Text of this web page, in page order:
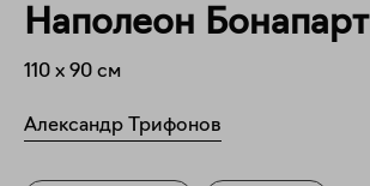
Наполеон Бонапарт
110 x 90 см
Александр Трифонов